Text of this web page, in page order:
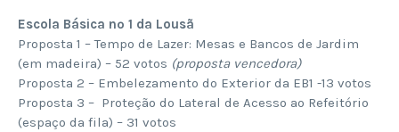
Escola Básica nº 1 da Lousã
Proposta 1 – Tempo de Lazer: Mesas e Bancos de Jardim
(em madeira) – 52 votos (proposta vencedora)
Proposta 2 – Embelezamento do Exterior da EB1 -13 votos
Proposta 3 – Proteção do Lateral de Acesso ao Refeitório
(espaço da fila) – 31 votos